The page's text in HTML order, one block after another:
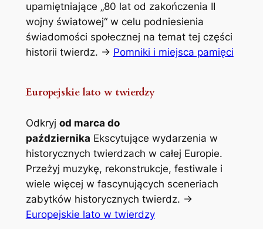
upamiętniające „80 lat od zakończenia II
wojny światowej“ w celu podniesienia
świadomości społecznej na temat tej części
historii twierdz. -> Pomniki i miejsca pamięci
Europejskie lato w twierdzy
Odkryj od marca do
października Ekscytujące wydarzenia w
historycznych twierdzach w całej Europie.
Przeżyj muzykę, rekonstrukcje, festiwale i
wiele więcej w fascynujących sceneriach
zabytków historycznych twierdz. ->
Europejskie lato w twierdzy